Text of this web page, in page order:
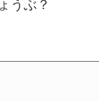
ょうぶ？